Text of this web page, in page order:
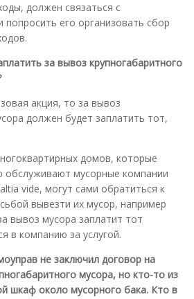
должен связаться с
его организовать сбор
за вывоз крупногабаритного
акция, то за вывоз
должен будет заплатить тот,
домов, которые
обслуживают мусорные компании
vide, могут сами обратиться к
вывезти их мусор, например
вывоз мусора заплатит тот
в компанию за услугой.
не заключил договор на
мусора, но кто-то из
шкаф около мусорного бака. Кто в